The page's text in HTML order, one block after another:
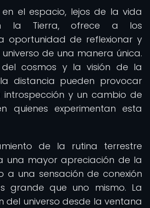
en el espacio, lejos de la vida
la Tierra, ofrece a los
oportunidad de reflexionar y
de una manera única.
cosmos y la visión de la
distancia pueden provocar
y un cambio de
quienes experimentan esta
de la rutina terrestre
una mayor apreciación de la
a una sensación de conexión
grande que uno mismo. La
del universo desde la ventana